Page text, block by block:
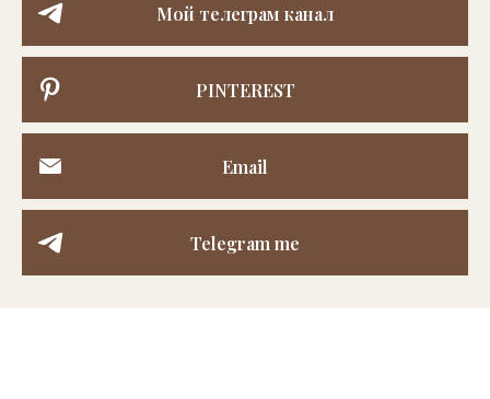
Мой телеграм канал
PINTEREST
Email
Telegram me